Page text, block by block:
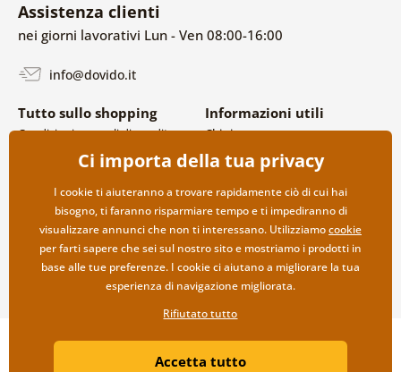
Assistenza clienti
nei giorni lavorativi Lun - Ven 08:00-16:00
info@dovido.it
Tutto sullo shopping
Condizioni generali di vendita e
Politica sulla privacy
Opzioni di spedizione e
pagamento
Reso della merce
Informazioni utili
Chi siamo
FAQ
Contatti
Collaborazione all’ingrosso
Copyright ©2019 © Dovido.it.
Litvanyi.sk| Negozio online creato da
Ci importa della tua privacy
I cookie ti aiuteranno a trovare rapidamente ciò di cui hai
bisogno, ti faranno risparmiare tempo e ti impediranno di
visualizzare annunci che non ti interessano. Utilizziamocookie
per farti sapere che sei sul nostro sito e mostriamo i prodotti in
base alle tue preferenze. I cookie ci aiutano a migliorare la tua
esperienza di navigazione migliorata.
Rifiutato tutto
Accetta tutto